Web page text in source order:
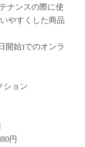
ナンスの際に使
やすくした商品
開始)でのオンラ
ション
円